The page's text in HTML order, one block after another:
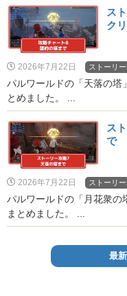
ス
ク
2026年7月22日 ストーリ
パルワールドの「天落の塔
とめました。 ...
ス
で
2026年7月22日 ストーリ
パルワールドの「月花衆の
まとめました。 ...
最